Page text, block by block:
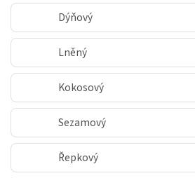
Dýňový
Lněný
Kokosový
Sezamový
Řepkový